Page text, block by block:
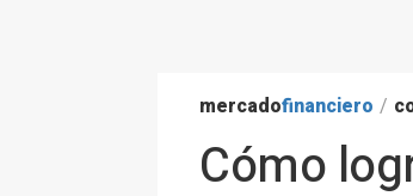
mercadofinanciero /
Cómo